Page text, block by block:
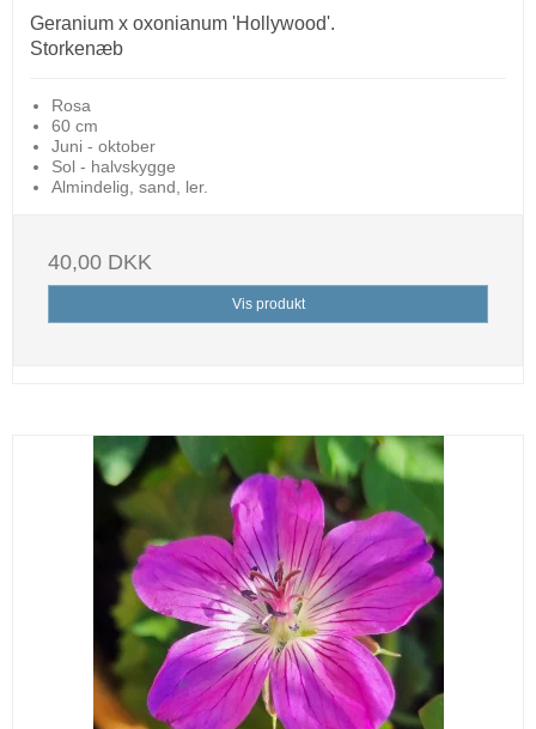
Geranium x oxonianum 'Hollywood'.
Storkenæb
Rosa
60 cm
Juni - oktober
Sol - halvskygge
Almindelig, sand, ler.
40,00 DKK
Vis produkt